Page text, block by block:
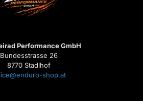
Performance GmbH
Bundesstrasse 26
8770 Stadlhof
shop.at